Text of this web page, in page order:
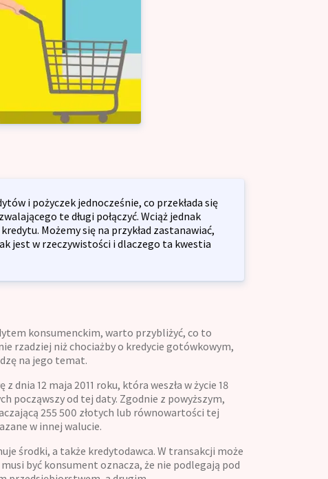
gospodarczą
dla firm
przedsiębiorstw
dla firm
i pożyczek jednocześnie, co przekłada się
te długi połączyć. Wciąż jednak
Możemy się na przykład zastanawiać,
jest w rzeczywistości i dlaczego ta kwestia
konsumenckim, warto przybliżyć, co to
rzadziej niż chociażby o kredycie gotówkowym,
na jego temat.
dnia 12 maja 2011 roku, która weszła w życie 18
począwszy od tej daty. Zgodnie z powyższym,
255 500 złotych lub równowartości tej
w innej walucie.
środki, a także kredytodawca. W transakcji może
być konsument oznacza, że nie podlegają pod